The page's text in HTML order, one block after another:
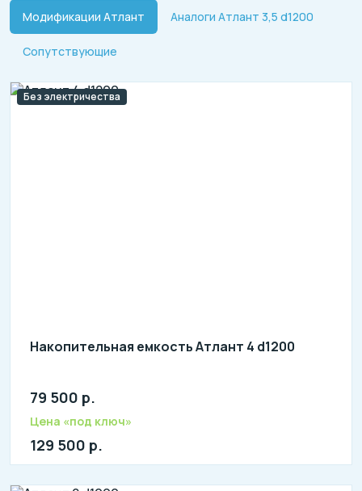
Модификации Атлант Аналоги Атлант 3,5 d1200
Сопутствующие
Без электричества
Накопительная емкость Атлант 4 d1200
Количество человек: 4-7
79 500 р.
Цена «под ключ»
129 500 р.